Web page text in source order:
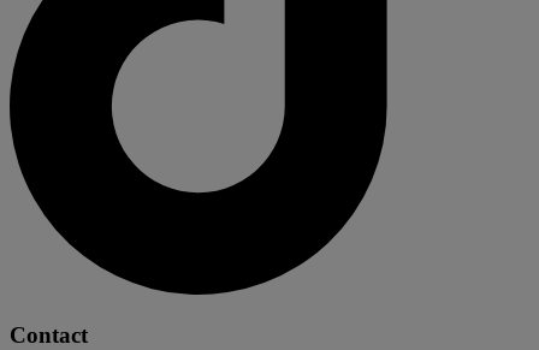
Contact